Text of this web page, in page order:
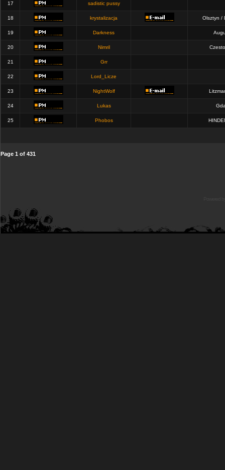
17 sadistic pussy
18 krystalizacja Olsztyn /
19 Darkness
20 Nimril
21 Grr
22 Lord_Licze
23 NightWolf
24 Lukas
25 Phobos
Page 1 of 431